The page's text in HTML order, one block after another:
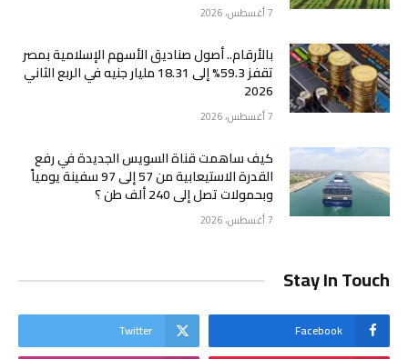
7 أغسطس، 2026
بالأرقام.. أصول صناديق الأسهم الإسلامية بمصر
تقفز 59.3% إلى 18.31 مليار جنيه في الربع الثاني
2026
7 أغسطس، 2026
كيف ساهمت قناة السويس الجديدة في رفع
القدرة الاستيعابية من 57 إلى 97 سفينة يومياً
وبحمولات تصل إلى 240 ألف طن ؟
7 أغسطس، 2026
Stay In Touch
Facebook
Twitter